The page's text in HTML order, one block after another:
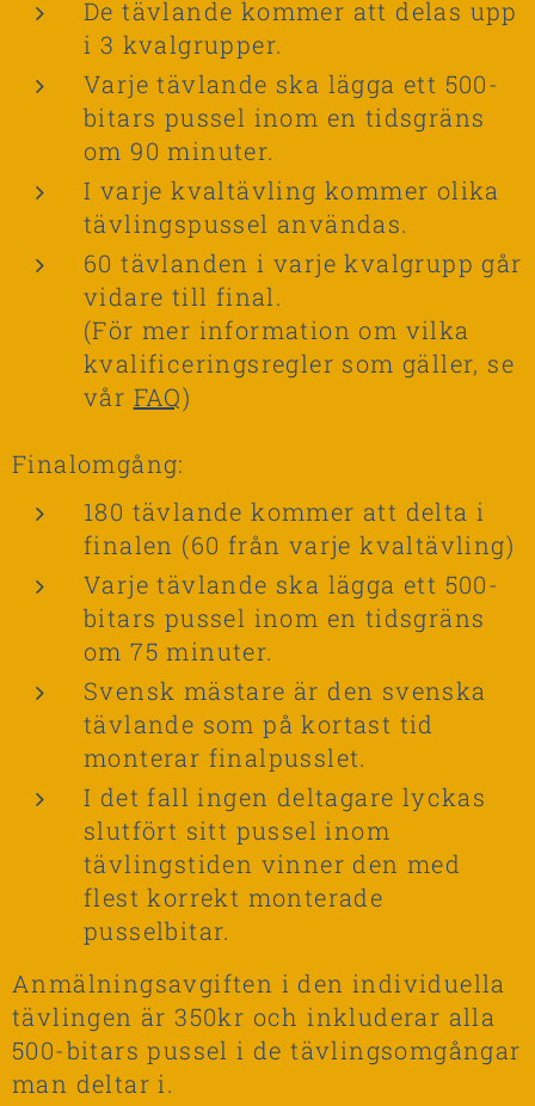
De tävlande kommer att delas upp
i 3 kvalgrupper.
Varje tävlande ska lägga ett 500-
bitars pussel inom en tidsgräns
om 90 minuter.
I varje kvaltävling kommer olika
tävlingspussel användas.
60 tävlanden i varje kvalgrupp går
vidare till final.
(För mer information om vilka
kvalificeringsregler som gäller, se
vår FAQ)
Finalomgång:
180 tävlande kommer att delta i
finalen (60 från varje kvaltävling)
Varje tävlande ska lägga ett 500-
bitars pussel inom en tidsgräns
om 75 minuter.
Svensk mästare är den svenska
tävlande som på kortast tid
monterar finalpusslet.
I det fall ingen deltagare lyckas
slutfört sitt pussel inom
tävlingstiden vinner den med
flest korrekt monterade
pusselbitar.
Anmälningsavgiften i den individuella
tävlingen är 350kr och inkluderar alla
500-bitars pussel i de tävlingsomgångar
man deltar i.